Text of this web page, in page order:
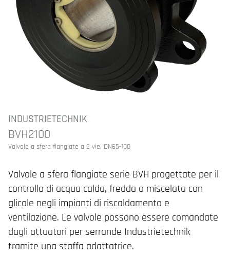
INDUSTRIETECHNIK
BVH2100
Valvole a sfera flangiate a 2 vie, DN65-100
Valvole a sfera flangiate serie BVH progettate per il
controllo di acqua calda, fredda o miscelata con
glicole negli impianti di riscaldamento e
ventilazione. Le valvole possono essere comandate
dagli attuatori per serrande Industrietechnik
tramite una staffa adattatrice.